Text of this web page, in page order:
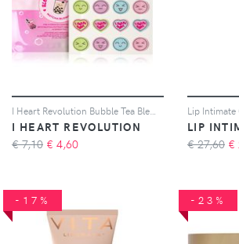
I HEART REVOLUTION
€ 7,10 € 4,60
LIP
€ 27,60 €
-17% -23%